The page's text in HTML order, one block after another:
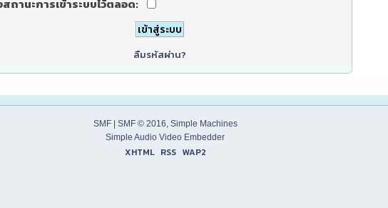
สถานะการเข้าระบบไว้ตลอด:
ลืมรหัสผ่าน?
SMF| SMF © 2016, Simple Machines
Simple Audio Video Embedder
XHTML RSS WAP2